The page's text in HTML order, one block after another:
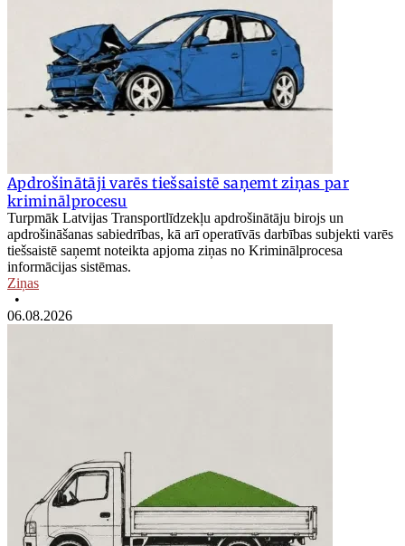
Apdrošinātāji varēs tiešsaistē saņemt ziņas par
kriminālprocesu
Turpmāk Latvijas Transportlīdzekļu apdrošinātāju birojs un
apdrošināšanas sabiedrības, kā arī operatīvās darbības subjekti varēs
tiešsaistē saņemt noteikta apjoma ziņas no Kriminālprocesa
informācijas sistēmas.
Ziņas
•
06.08.2026